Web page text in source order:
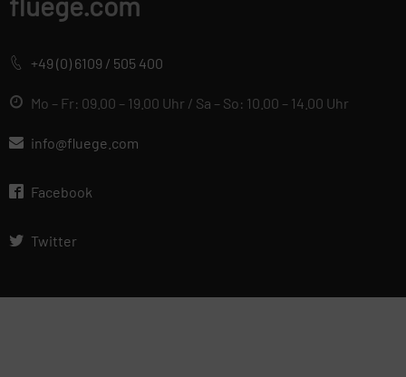
+49 (0) 6109 / 505 400
Mo – Fr: 09.00 – 19.00 Uhr / Sa – So: 10.00 – 14.00 Uhr
info@fluege.com
Facebook
Twitter